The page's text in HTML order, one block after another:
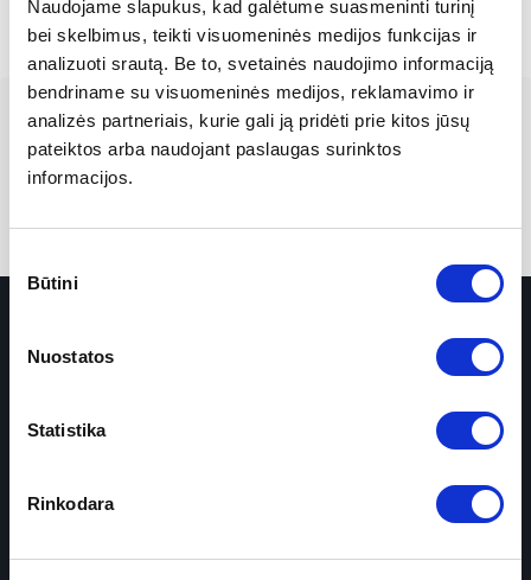
Naudojame slapukus, kad galėtume suasmeninti turinį
bei skelbimus, teikti visuomeninės medijos funkcijas ir
analizuoti srautą. Be to, svetainės naudojimo informaciją
bendriname su visuomeninės medijos, reklamavimo ir
analizės partneriais, kurie gali ją pridėti prie kitos jūsų
pateiktos arba naudojant paslaugas surinktos
informacijos.
pasirinkimas
Būtini
Nuostatos
Statistika
Rinkodara
Registracija